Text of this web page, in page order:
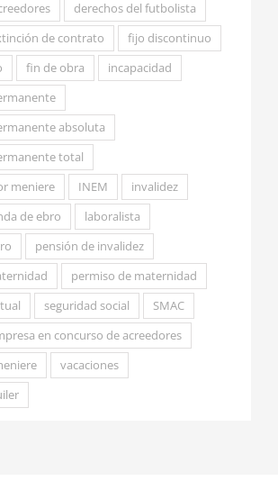
derechos del futbolista
de contrato
fijo discontinuo
fin de obra
incapacidad
absoluta
total
meniere
INEM
invalidez
de ebro
laboralista
pensión de invalidez
permiso de maternidad
seguridad social
SMAC
en concurso de acreedores
vacaciones